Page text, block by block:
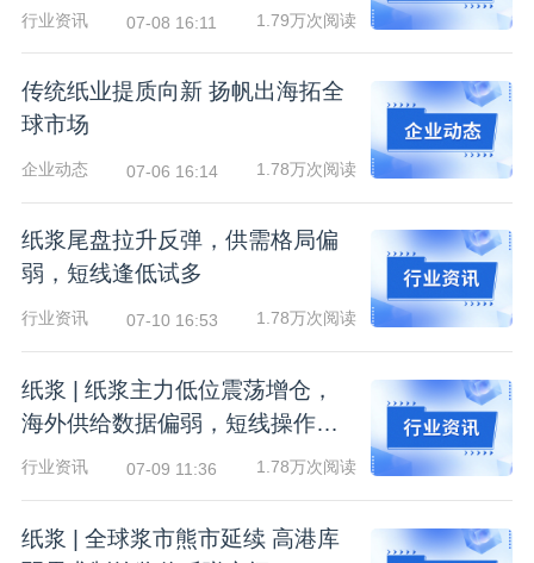
行业资讯 07-08 16:11 1.79万次阅读
传统纸业提质向新 扬帆出海拓全
球市场
企业动态 07-06 16:14 1.78万次阅读
纸浆尾盘拉升反弹，供需格局偏
弱，短线逢低试多
行业资讯 07-10 16:53 1.78万次阅读
纸浆 | 纸浆主力低位震荡增仓，
海外供给数据偏弱，短线操作为
主
行业资讯 07-09 11:36 1.78万次阅读
纸浆 | 全球浆市熊市延续 高港库